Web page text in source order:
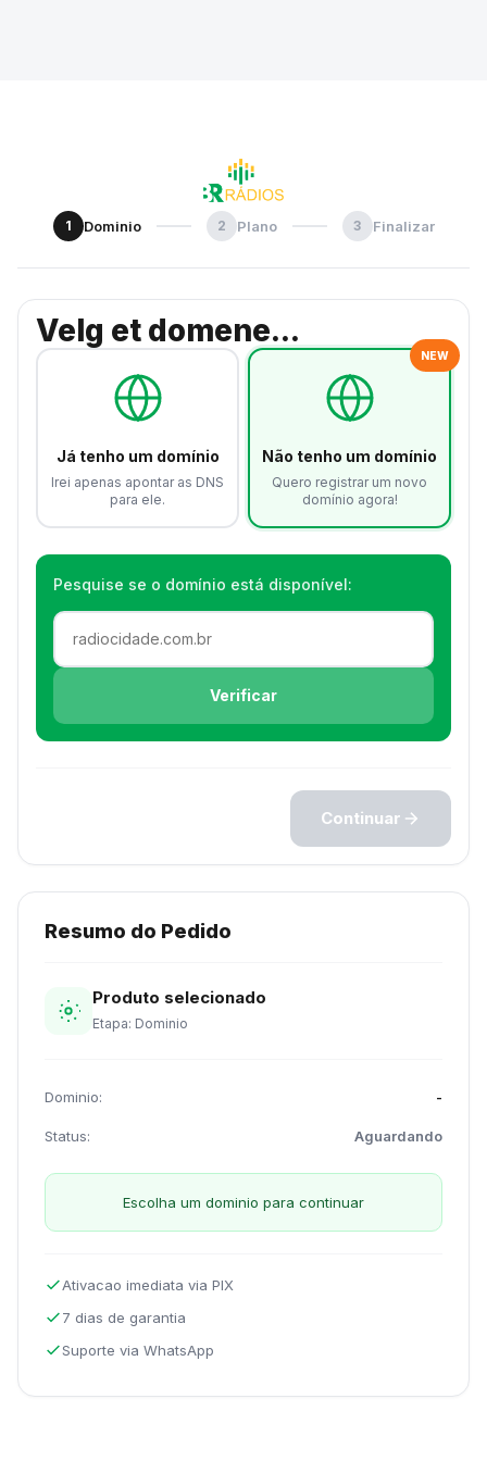
1 Dominio 2 Plano 3 Finalizar
Velg et domene...
Já tenho um domínio
Irei apenas apontar as DNS
para ele.
NEW
Não tenho um domínio
Quero registrar um novo
domínio agora!
Pesquise se o domínio está disponível:
Verificar
Continuar
Resumo do Pedido
Produto selecionado
Etapa: Dominio
Dominio: -
Status: Aguardando
Escolha um dominio para continuar
Ativacao imediata via PIX
7 dias de garantia
Suporte via WhatsApp